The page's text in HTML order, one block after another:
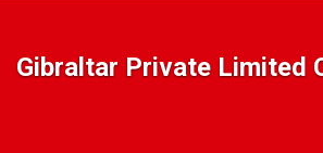
Gibraltar Private Limited